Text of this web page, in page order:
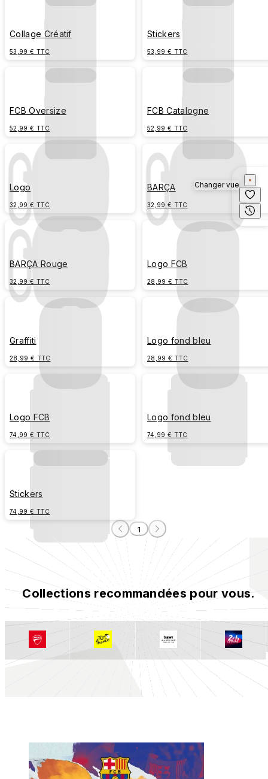
Collage Créatif
53,99 € TTC
Stickers
53,99 € TTC
FCB Oversize
52,99 € TTC
FCB Catalogne
52,99 € TTC
Logo
32,99 € TTC
BARÇA
32,99 € TTC
BARÇA Rouge
32,99 € TTC
Logo FCB
28,99 € TTC
Graffiti
28,99 € TTC
Logo fond bleu
28,99 € TTC
Logo FCB
74,99 € TTC
Logo fond bleu
74,99 € TTC
Stickers
74,99 € TTC
1
Collections recommandées pour vous.
Changer vue